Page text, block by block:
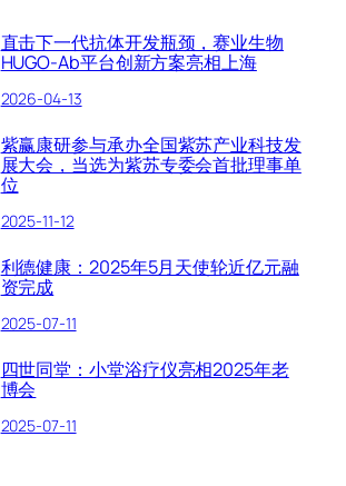
直击下一代抗体开发瓶颈，赛业生物
HUGO-Ab平台创新方案亮相上海
2026-04-13
紫赢康研参与承办全国紫苏产业科技发
展大会，当选为紫苏专委会首批理事单
位
2025-11-12
利德健康：2025年5月天使轮近亿元融
资完成
2025-07-11
四世同堂：小堂浴疗仪亮相2025年老
博会
2025-07-11